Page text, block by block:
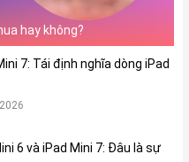
hay không?
7: Tái định nghĩa dòng iPad
6 và iPad Mini 7: Đâu là sự